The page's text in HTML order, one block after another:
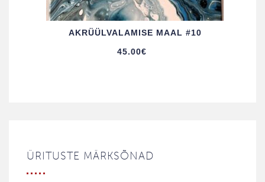
AKRÜÜL­VALAMISE MAAL #10
45.00€
ÜRITUSTE MÄRKSÕNAD